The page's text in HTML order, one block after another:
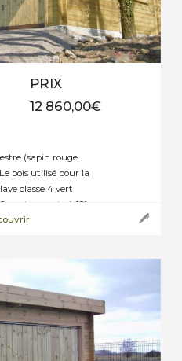
PRIX
12 860,00€
(sapin rouge
bois utilisé pour la
classe 4 vert
pente à 18°
Sans